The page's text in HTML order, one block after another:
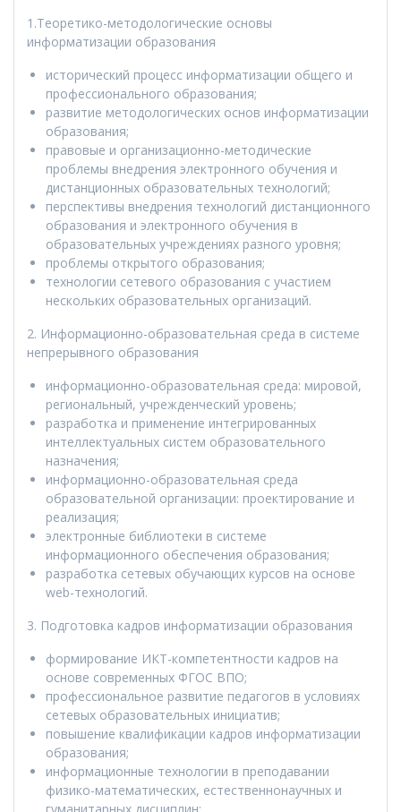
1.Теоретико-методологические основы
информатизации образования
исторический процесс информатизации общего и
профессионального образования;
развитие методологических основ информатизации
образования;
правовые и организационно-методические
проблемы внедрения электронного обучения и
дистанционных образовательных технологий;
перспективы внедрения технологий дистанционного
образования и электронного обучения в
образовательных учреждениях разного уровня;
проблемы открытого образования;
технологии сетевого образования с участием
нескольких образовательных организаций.
2. Информационно-образовательная среда в системе
непрерывного образования
информационно-образовательная среда: мировой,
региональный, учрежденческий уровень;
разработка и применение интегрированных
интеллектуальных систем образовательного
назначения;
информационно-образовательная среда
образовательной организации: проектирование и
реализация;
электронные библиотеки в системе
информационного обеспечения образования;
разработка сетевых обучающих курсов на основе
web-технологий.
3. Подготовка кадров информатизации образования
формирование ИКТ-компетентности кадров на
основе современных ФГОС ВПО;
профессиональное развитие педагогов в условиях
сетевых образовательных инициатив;
повышение квалификации кадров информатизации
образования;
информационные технологии в преподавании
физико-математических, естественнонаучных и